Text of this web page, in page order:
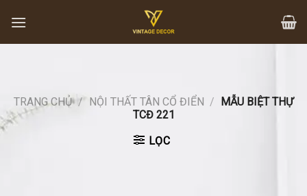
content
TRANG CHỦ / NỘI THẤT TÂN CỔ ĐIỂN / MẪU BIỆT THỰ
TCĐ 221
LỌC